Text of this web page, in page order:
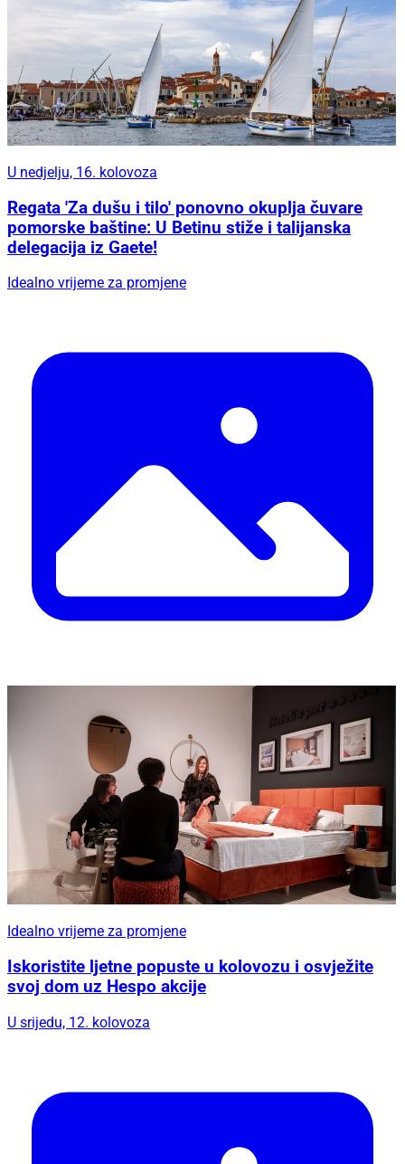
U nedjelju, 16. kolovoza
Regata 'Za dušu i tilo' ponovno okuplja čuvare
pomorske baštine: U Betinu stiže i talijanska
delegacija iz Gaete!
Idealno vrijeme za promjene
Idealno vrijeme za promjene
Iskoristite ljetne popuste u kolovozu i osvježite
svoj dom uz Hespo akcije
U srijedu, 12. kolovoza